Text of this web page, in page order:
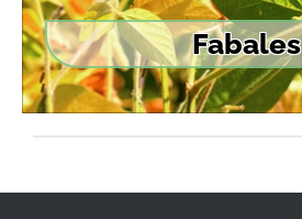
Fabales